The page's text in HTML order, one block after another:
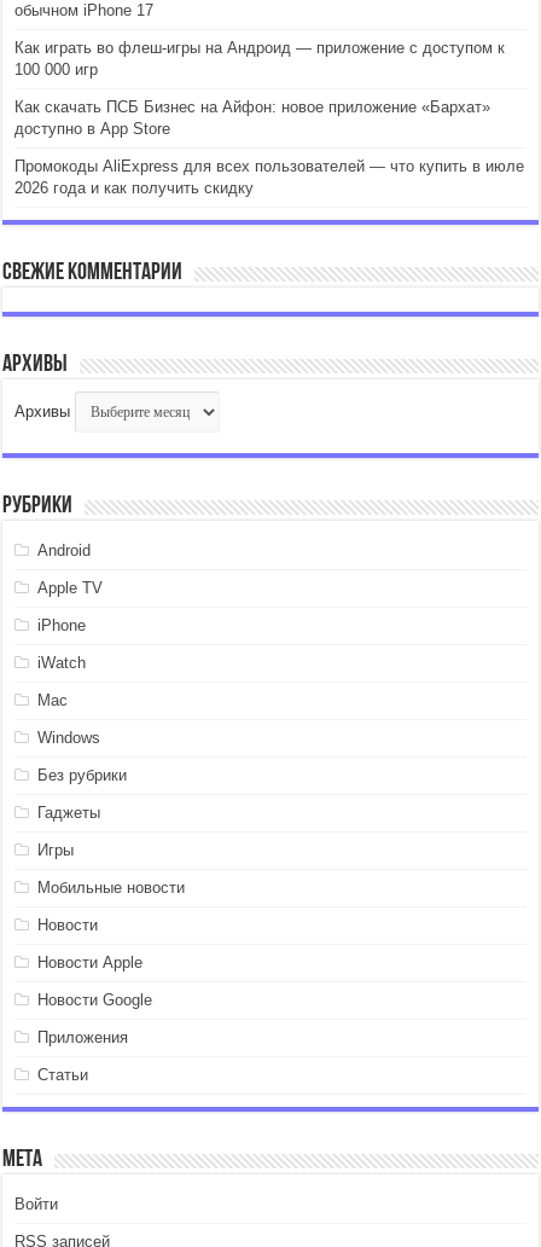
обычном iPhone 17
Как играть во флеш-игры на Андроид — приложение с доступом к
100 000 игр
Как скачать ПСБ Бизнес на Айфон: новое приложение «Бархат»
доступно в App Store
Промокоды AliExpress для всех пользователей — что купить в июле
2026 года и как получить скидку
Свежие комментарии
Архивы
Архивы
Рубрики
Android
Apple TV
iPhone
iWatch
Mac
Windows
Без рубрики
Гаджеты
Игры
Мобильные новости
Новости
Новости Apple
Новости Google
Приложения
Статьи
Мета
Войти
RSS записей